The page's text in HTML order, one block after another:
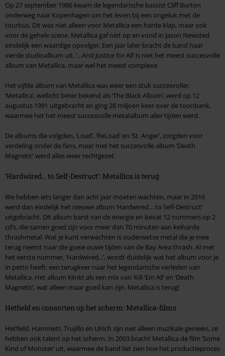
Op 27 september 1986 kwam de legendarische bassist Cliff Burton
onderweg naar Kopenhagen om het leven bij een ongeluk met de
tourbus. Dit was niet alleen voor Metallica een harde klap, maar ook
voor de gehele scene. Metallica gaf niet op en vond in Jason Newsted
eindelijk een waardige opvolger. Een jaar later bracht de band haar
vierde studioalbum uit. ‘…And Justice for All’ is niet het meest succesvolle
album van Metallica, maar wel het meest complexe.
Het vijfde album van Metallica was weer een stuk succesvoller.
‘Metallica’, wellicht beter bekend als ‘The Black Album’, werd op 12
augustus 1991 uitgebracht en ging 28 miljoen keer over de toonbank,
waarmee het het meest succesvolle metalalbum aller tijden werd.
De albums die volgden, ‘Load’, ‘ReLoad’ en ‘St. Anger’, zorgden voor
verdeling onder de fans, maar met het succesvolle album ‘Death
Magnetic’ werd alles weer rechtgezet.
‘Hardwired... to Self-Destruct’: Metallica is terug
We hebben iets langer dan acht jaar moeten wachten, maar in 2016
werd dan eindelijk het nieuwe album ‘Hardwired… to Self-Destruct’
uitgebracht. Dit album barst van de energie en bevat 12 nummers op 2
cd’s, die samen goed zijn voor meer dan 70 minuten aan keiharde
thrashmetal. Wat je kunt verwachten is ouderwetse metal die je mee
terug neemt naar die goeie ouwe tijden van de Bay Area thrash. Al met
het eerste nummer, ‘Hardwired...’, wordt duidelijk wat het album voor je
in petto heeft: een terugkeer naar het legendarische verleden van
Metallica. Het album klinkt als een mix van ‘Kill ‘Em All’ en ‘Death
Magnetic’, wat alleen maar goed kan zijn. Metallica is terug!
Hetfield en consorten op het scherm: Metallica-films
Hetfield, Hammett, Trujillo en Ulrich zijn niet alleen muzikale genieën, ze
hebben ook talent op het scherm. In 2003 bracht Metallica de film ‘Some
Kind of Monster’ uit, waarmee de band liet zien hoe het productieproces